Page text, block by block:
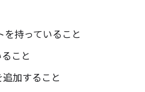
を持っていること
こと
加すること